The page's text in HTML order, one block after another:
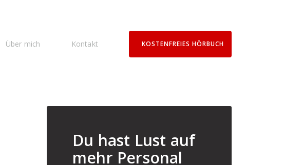
Über mich Kontakt KOSTENFREIES HÖRBUCH
Du hast Lust auf
mehr Personal